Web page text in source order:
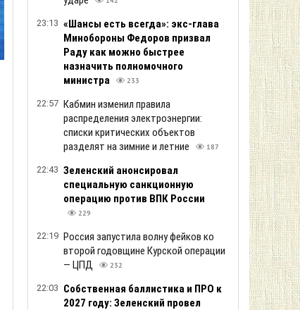
23:13 «Шансы есть всегда»: экс-глава
Минобороны Федоров призвал
Раду как можно быстрее
назначить полномочного
министра
233
22:57 Кабмин изменил правила
распределения электроэнергии:
списки критических объектов
разделят на зимние и летние
187
22:43 Зеленский анонсировал
специальную санкционную
операцию против ВПК России
229
22:19 Россия запустила волну фейков ко
второй годовщине Курской операции
— ЦПД
232
22:03 Собственная баллистика и ПРО к
2027 году: Зеленский провел